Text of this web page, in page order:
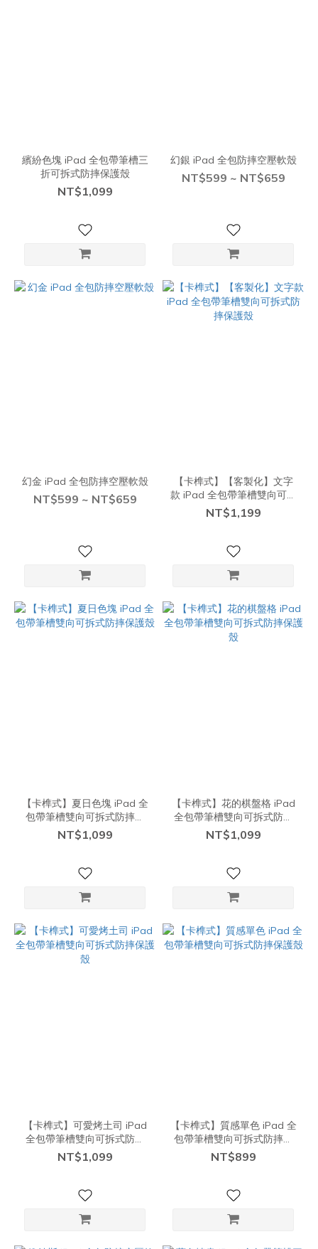
繽紛色塊 iPad 全包帶筆槽三
折可拆式防摔保護殼
NT$1,099
幻銀 iPad 全包防摔空壓軟殼
NT$599 ~ NT$659
幻金 iPad 全包防摔空壓軟殼
NT$599 ~ NT$659
【卡榫式】【客製化】文字
款 iPad 全包帶筆槽雙向可拆
式防摔保護殼
NT$1,199
【卡榫式】夏日色塊 iPad 全
包帶筆槽雙向可拆式防摔保
護殼
NT$1,099
【卡榫式】花的棋盤格 iPad
全包帶筆槽雙向可拆式防摔
保護殼
NT$1,099
【卡榫式】可愛烤土司 iPad
全包帶筆槽雙向可拆式防摔
保護殼
NT$1,099
【卡榫式】質感單色 iPad 全
包帶筆槽雙向可拆式防摔保
護殼
NT$899